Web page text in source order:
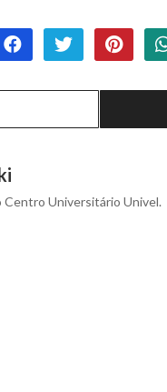
Centro Universitário Univel.